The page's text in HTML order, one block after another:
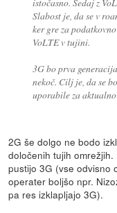
Slabost je, da se v
ker gre za
VoLTE v tujini.
3G bo prva
nekoč. Cilj je, da se
uporabile za
2G še dolgo ne bodo
določenih tujih
pustijo 3G (vse odvisno
operater boljšo npr.
pa res izklapljajo 3G).